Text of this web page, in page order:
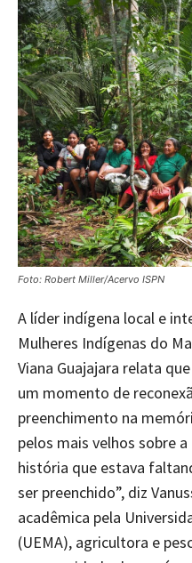
Foto: Robert Miller/Acervo ISPN
A líder indígena local e
Mulheres Indígenas do
Viana Guajajara relata
um momento de
preenchimento na
pelos mais velhos sobre
história que estava
ser preenchido”, diz
acadêmica pela
(UEMA), agricultora e